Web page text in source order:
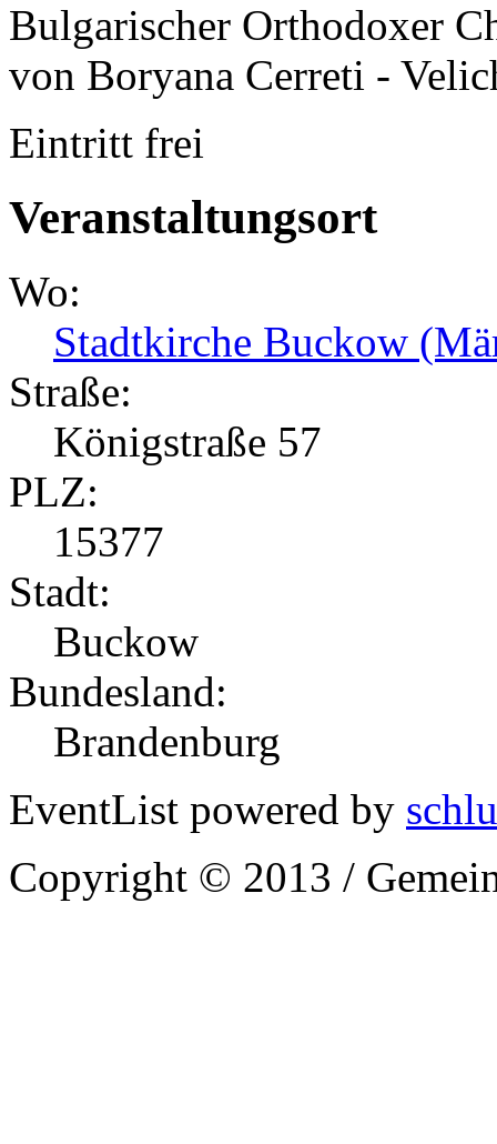
Bulgarischer Orthodoxer
von Boryana Cerreti -
Eintritt frei
Veranstaltungsort
Wo:
Stadtkirche Buckow
Straße:
Königstraße 57
PLZ:
15377
Stadt:
Buckow
Bundesland:
Brandenburg
EventList powered by
Copyright © 2013 /